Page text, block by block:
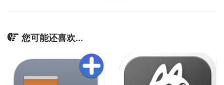
您可能还喜欢...